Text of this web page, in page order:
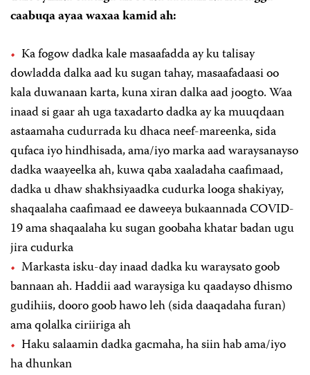
caabuqa ayaa waxaa kamid ah:
Ka fogow dadka kale masaafadda ay ku talisay
dowladda dalka aad ku sugan tahay, masaafadaasi oo
kala duwanaan karta, kuna xiran dalka aad joogto. Waa
inaad si gaar ah uga taxadarto dadka ay ka muuqdaan
astaamaha cudurrada ku dhaca neef-mareenka, sida
qufaca iyo hindhisada, ama/iyo marka aad waraysanayso
dadka waayeelka ah, kuwa qaba xaaladaha caafimaad,
dadka u dhaw shakhsiyaadka cudurka looga shakiyay,
shaqaalaha caafimaad ee daweeya bukaannada COVID-
19 ama shaqaalaha ku sugan goobaha khatar badan ugu
jira cudurka
Markasta isku-day inaad dadka ku waraysato goob
bannaan ah. Haddii aad waraysiga ku qaadayso dhismo
gudihiis, dooro goob hawo leh (sida daaqadaha furan)
ama qolalka ciriiriga ah
Haku salaamin dadka gacmaha, ha siin hab ama/iyo
ha dhunkan